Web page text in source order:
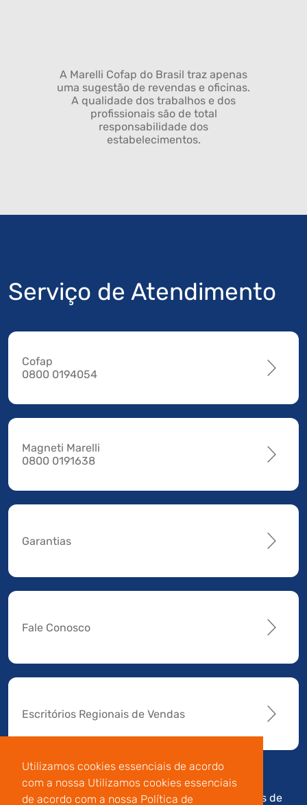
Utilizamos cookies essenciais de acordo
com a nossa Utilizamos cookies essenciais
de acordo com a nossa Política de
A Marelli Cofap do Brasil traz apenas
uma sugestão de revendas e oficinas.
A qualidade dos trabalhos e dos
profissionais são de total
responsabilidade dos
estabelecimentos.
Serviço de Atendimento
Cofap
0800 0194054
Magneti Marelli
0800 0191638
Garantias
Fale Conosco
Escritórios Regionais de Vendas
Av. Manoel da Nóbrega,
Termos de
Código de